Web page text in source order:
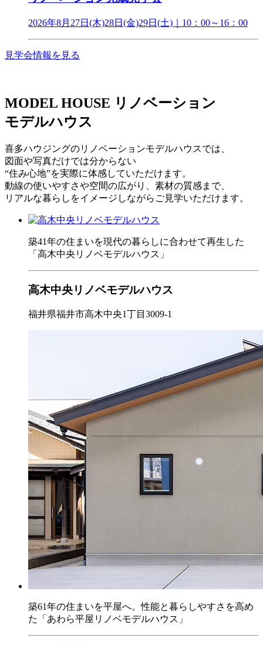
2026年8月27日(木)28日(金)29日(土)｜10：00～16：00
見学会情報を見る
MODEL HOUSE リノベーション
モデルハウス
喜多ハウジングのリノベーションモデルハウスでは、
図面や写真だけでは分からない
“住み心地”を実際に体感していただけます。
動線の使いやすさや空間の広がり、素材の質感まで、
リアルな暮らしをイメージしながらご見学いただけます。
築41年の住まいを現代の暮らしに合わせて再生した
「高木中央リノベモデルハウス」
高木中央リノベモデルハウス
福井県福井市高木中央1丁目3009-1
築61年の住まいを平屋へ。性能と暮らしやすさを高め
た「あわら平屋リノベモデルハウス」